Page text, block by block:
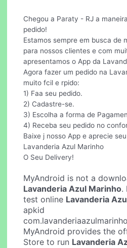
Chegou a Paraty - RJ a
pedido!
Estamos sempre em busca de
para nossos clientes e com
apresentamos o App da
Agora fazer um pedido na
muito fcil e rpido:
1) Faa seu pedido.
2) Cadastre-se.
3) Escolha a forma de
4) Receba seu pedido no
Baixe j nosso App e aprecie
Lavanderia Azul Marinho
O Seu Delivery!
MyAndroid is not a
Lavanderia Azul Marinho.
test online Lavanderia
apkid
MyAndroid provides the
Store to run Lavanderia